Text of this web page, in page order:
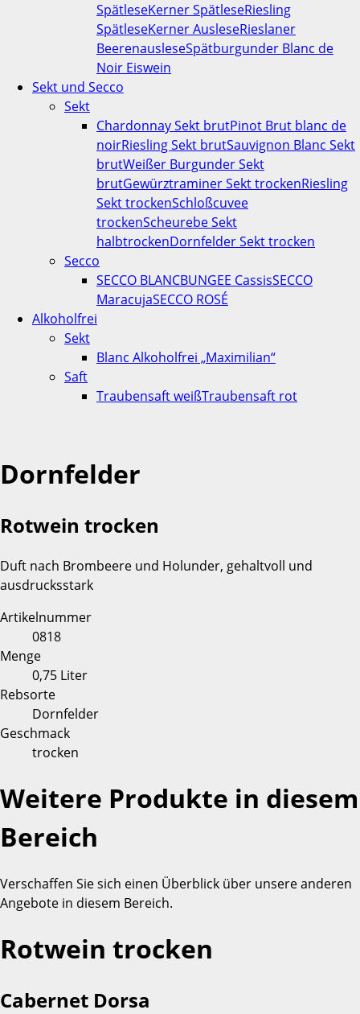
SpätleseKerner SpätleseRiesling
SpätleseKerner AusleseRieslaner
BeerenausleseSpätburgunder Blanc de
Noir Eiswein
Sekt und Secco
Sekt
Chardonnay Sekt brutPinot Brut blanc de
noirRiesling Sekt brutSauvignon Blanc Sekt
brutWeißer Burgunder Sekt
brutGewürztraminer Sekt trockenRiesling
Sekt trockenSchloßcuvee
trockenScheurebe Sekt
halbtrockenDornfelder Sekt trocken
Secco
SECCO BLANCBUNGEE CassisSECCO
MaracujaSECCO ROSÉ
Alkoholfrei
Sekt
Blanc Alkoholfrei „Maximilian“
Saft
Traubensaft weißTraubensaft rot
Dornfelder
Rotwein trocken
Duft nach Brombeere und Holunder, gehaltvoll und
ausdrucksstark
Artikelnummer
0818
Menge
0,75 Liter
Rebsorte
Dornfelder
Geschmack
trocken
Weitere Produkte in diesem
Bereich
Verschaffen Sie sich einen Überblick über unsere anderen
Angebote in diesem Bereich.
Rotwein trocken
Cabernet Dorsa